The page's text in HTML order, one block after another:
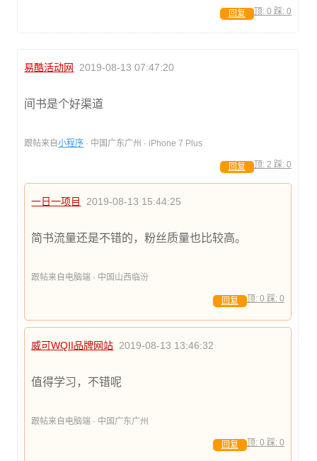
顶: 0 踩: 0
回复
易酷活动网 2019-08-13 07:47:20
间书是个好渠道
跟帖来自小程序 · 中国广东广州 · iPhone 7 Plus
顶: 2 踩: 0
回复
一日一项目 2019-08-13 15:44:25
简书流量还是不错的，粉丝质量也比较高。
跟帖来自电脑端 · 中国山西临汾
顶: 0 踩: 0
回复
威可WQII品牌网站 2019-08-13 13:46:32
值得学习，不错呢
跟帖来自电脑端 · 中国广东广州
顶: 0 踩: 0
回复